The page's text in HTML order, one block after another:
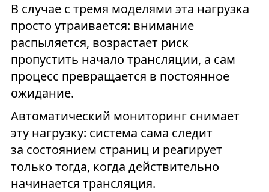
В случае с тремя моделями эта нагрузка
просто утраивается: внимание
распыляется, возрастает риск
пропустить начало трансляции, а сам
процесс превращается в постоянное
ожидание.
Автоматический мониторинг снимает
эту нагрузку: система сама следит
за состоянием страниц и реагирует
только тогда, когда действительно
начинается трансляция.